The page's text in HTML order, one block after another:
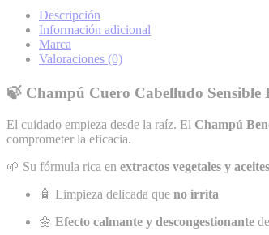
Descripción
Información adicional
Marca
Valoraciones (0)
🍃 Champú Cuero Cabelludo Sensible
El cuidado empieza desde la raíz. El Champú
comprometer la eficacia.
🌱 Su fórmula rica en extractos vegetales y
🧴 Limpieza delicada que no irrita
🌼 Efecto calmante y descongestionante